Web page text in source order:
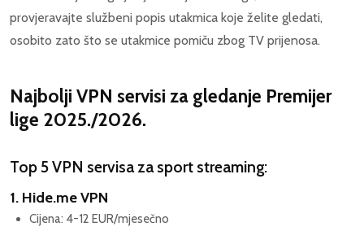
provjeravajte službeni popis utakmica koje želite gledati,
osobito zato što se utakmice pomiču zbog TV prijenosa.
Najbolji VPN servisi za gledanje Premijer
lige 2025./2026.
Top 5 VPN servisa za sport streaming:
1. Hide.me VPN
Cijena: 4-12 EUR/mjesečno